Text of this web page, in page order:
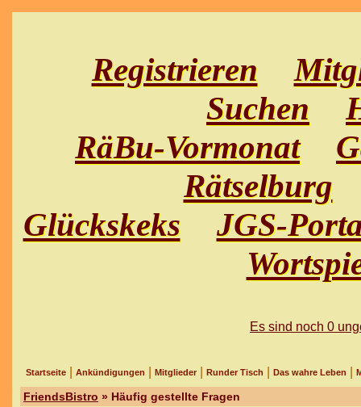
Registrieren
Suchen
RäBu-Vormonat
Rätselburg
Glückskeks
JGS-
Es sind noch 0
Startseite Ankündigungen Mitglieder Runder Tisch Das wahre Leben
FriendsBistro » Häufig gestellte Fragen